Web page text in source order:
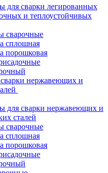
для сварки легированных
и теплоустойчивых
сварочные
сплошная
порошковая
нержавеющих и
для сварки нержавеющих и
сталей
сварочные
сплошная
порошковая